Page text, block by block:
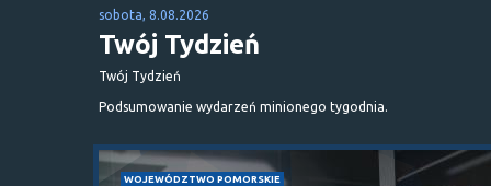
sobota, 8.08.2026
Twój Tydzień
Twój Tydzień
Podsumowanie wydarzeń minionego tygodnia.
WOJEWÓDZTWO POMORSKIE